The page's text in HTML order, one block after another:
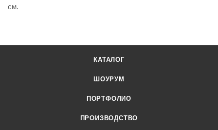
см.
КАТАЛОГ
ШОУРУМ
ПОРТФОЛИО
ПРОИЗВОДСТВО